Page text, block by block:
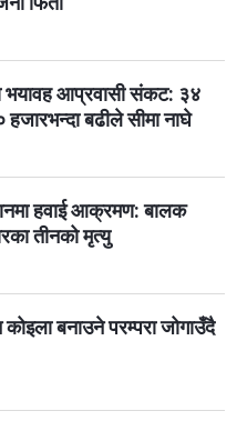
भयावह आप्रवासी संकट: ३४
बढीले सीमा नाघे
हवाई आक्रमण: बालक
तीनको मृत्यु
कोइला बनाउने परम्परा जोगाउँदै